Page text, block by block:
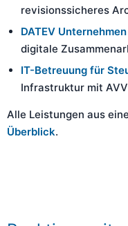
revisionssicheres
DATEV
digitale
IT-Betreuung für
Infrastruktur mit
Alle Leistungen aus
Überblick.